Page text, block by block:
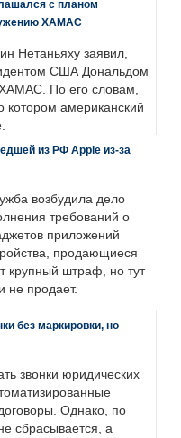
с планом
ХАМАС
Нетаньяху заявил,
США Дональдом
По его словам,
котором американский
из РФ Apple из-за
возбудила дело
требований о
приложений
продающиеся
крупный штраф, но тут
не продает.
без маркировки, но
звонки юридических
Однако, по
сбрасывается, а